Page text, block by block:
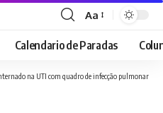
Font
Resizer
Aa
Calendario de Paradas
na UTI com quadro de infecção pulmonar